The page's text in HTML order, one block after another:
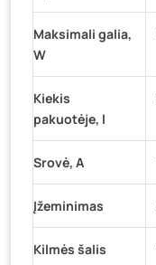
Maksimali galia,
W
Kiekis
pakuotėje, l
Srovė, A
Įžeminimas
Kilmės šalis